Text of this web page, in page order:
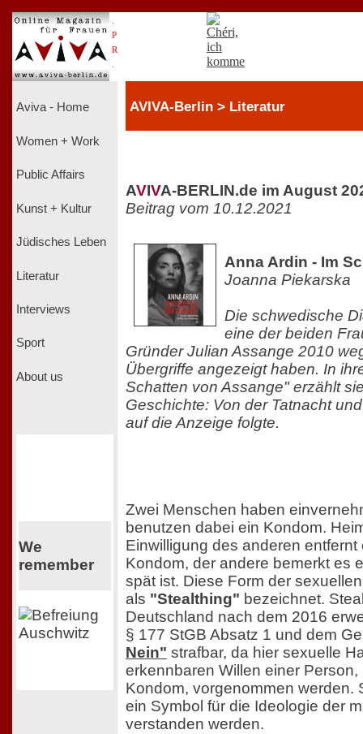
P
R
Aviva - Home
Women + Work
Public Affairs
Kunst + Kultur
Jüdisches Leben
Literatur
Interviews
Sport
About us
We
remember
AVIVA-Berlin > Literatur
AVIVA-BERLIN.de im August
Beitrag vom 10.12.2021
Anna Ardin - Im
Joanna Piekarska
Die schwedische
eine der beiden
Gründer Julian Assange 2010
Übergriffe angezeigt haben. In
Schatten von Assange" erzählt
Geschichte: Von der Tatnacht
auf die Anzeige folgte.
Zwei Menschen haben
benutzen dabei ein Kondom.
Einwilligung des anderen entfernt
Kondom, der andere bemerkt es
spät ist. Diese Form der
als "Stealthing" bezeichnet.
Deutschland nach dem 2016
§ 177 StGB Absatz 1 und dem
Nein" strafbar, da hier sexuelle
erkennbaren Willen einer
Kondom, vorgenommen werden.
ein Symbol für die Ideologie der
verstanden werden.